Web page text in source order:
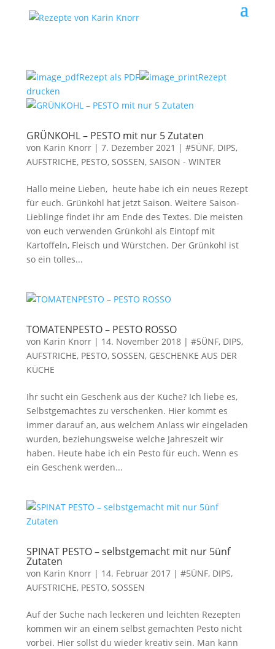
Rezept als PDF
Rezept
drucken
GRÜNKOHL – PESTO mit nur 5 Zutaten
von Karin Knorr| 7. Dezember 2021 | #5ÜNF, DIPS,
AUFSTRICHE, PESTO, SOSSEN, SAISON - WINTER
Hallo meine Lieben, heute habe ich ein neues Rezept
für euch. Grünkohl hat jetzt Saison. Weitere Saison-
Lieblinge findet ihr am Ende des Textes. Die meisten
von euch verwenden Grünkohl als Eintopf mit
Kartoffeln, Fleisch und Würstchen. Der Grünkohl ist
so ein tolles...
TOMATENPESTO – PESTO ROSSO
von Karin Knorr| 14. November 2018| #5ÜNF, DIPS,
AUFSTRICHE, PESTO, SOSSEN, GESCHENKE AUS DER
KÜCHE
Ihr sucht ein Geschenk aus der Küche? Ich liebe es,
Selbstgemachtes zu verschenken. Hier kommt es
immer darauf an, aus welchem Anlass wir eingeladen
wurden, beziehungsweise welche Jahreszeit wir
haben. Heute habe ich ein Pesto für euch. Wenn es
ein Geschenk werden...
SPINAT PESTO – selbstgemacht mit nur 5ünf
Zutaten
von Karin Knorr| 14. Februar 2017| #5ÜNF, DIPS,
AUFSTRICHE, PESTO, SOSSEN
Auf der Suche nach leckeren und leichten Rezepten
kommen wir an einem selbst gemachten Pesto nicht
vorbei. Hier sollst du wieder kreativ sein. Man kann